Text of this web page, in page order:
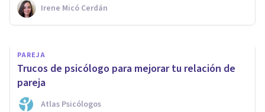
Irene Micó Cerdán
José Martín Del Pliego
PAREJA
Trucos de psicólogo para mejorar tu relación de
pareja
Atlas Psicólogos